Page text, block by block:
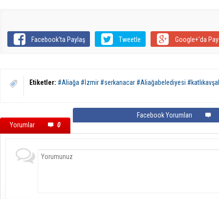
Facebook'ta Paylaş Tweetle Google+'da
Etiketler: #Aliağa #İzmir #serkanacar #Aliağabelediyesi
Yorumlar 0
Facebook Yorumları